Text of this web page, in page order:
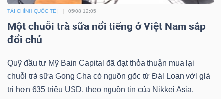
TÀI CHÍNH QUỐC TẾ 05/08 12:05
Một chuỗi trà sữa nổi tiếng ở Việt Nam sắp
đổi chủ
Quỹ đầu tư Mỹ Bain Capital đã đạt thỏa thuận mua lại
chuỗi trà sữa Gong Cha có nguồn gốc từ Đài Loan với giá
trị hơn 635 triệu USD, theo nguồn tin của Nikkei Asia.
tài
chính